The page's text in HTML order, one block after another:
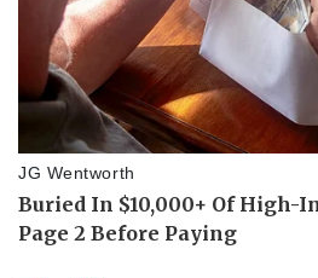
Pháp luật
Vụ án
Tin nóng
Tư vấn luật